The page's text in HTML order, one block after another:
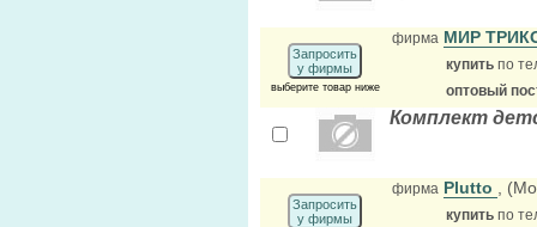
Запросить
у фирмы
выберите товар ниже
фирма МИР
купить по
оптовый
Комплект
Запросить
у фирмы
фирма Plutto ,
купить по